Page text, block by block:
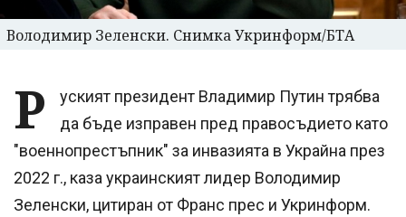
Володимир Зеленски. Снимка Укринформ/БТА
Р
уският президент Владимир Путин трябва
да бъде изправен пред правосъдието като
"военнопрестъпник" за инвазията в Украйна през
2022 г., каза украинският лидер Володимир
Зеленски, цитиран от Франс прес и Укринформ.